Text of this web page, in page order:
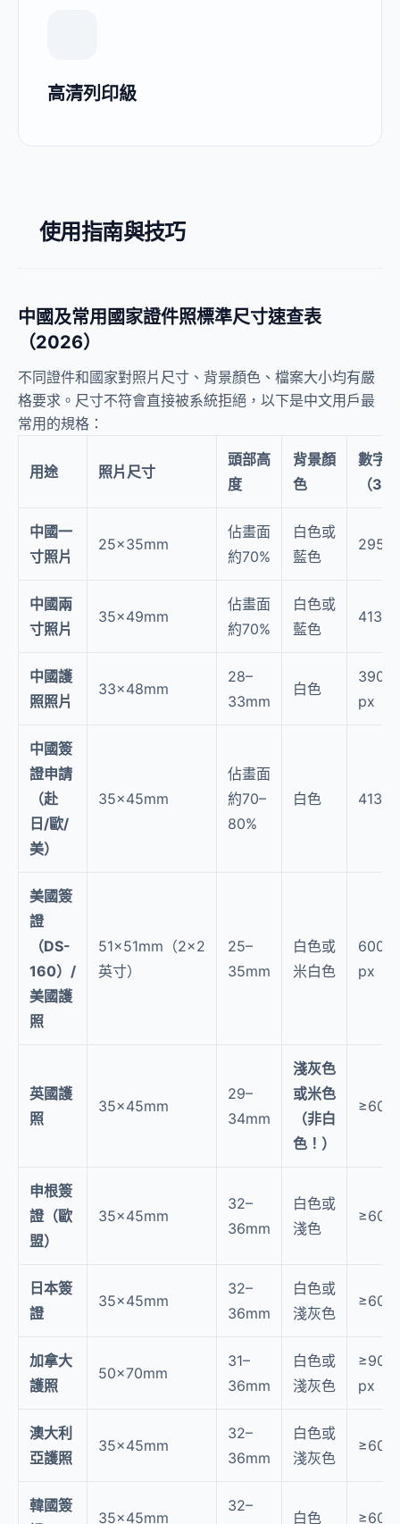
高清列印級
使用指南與技巧
中國及常用國家證件照標準尺寸速查表
（2026）
不同證件和國家對照片尺寸、背景顏色、檔案大小均有嚴
格要求。尺寸不符會直接被系統拒絕，以下是中文用戶最
常用的規格：
用途 照片尺寸
頭部高
度
背景顏
色
數字
（
中國一
寸照片
25×35mm
佔畫面
約70%
白色或
藍色
中國兩
寸照片
35×49mm
佔畫面
約70%
白色或
藍色
中國護
照照片
33×48mm
28–
33mm
白色
px（
中國簽
證申請
（赴
日/歐/
美）
35×45mm
佔畫面
約70–
80%
白色
美國簽
證
（DS-
160）/
美國護
照
51×51mm（2×2
英寸）
25–
35mm
白色或
米白色
px（
英國護
照
35×45mm
29–
34mm
淺灰色
或米色
（非白
色！）
申根簽
證（歐
盟）
35×45mm
32–
36mm
白色或
淺色
日本簽
證
35×45mm
32–
36mm
白色或
淺灰色
加拿大
護照
50×70mm
31–
36mm
白色或
淺灰色
px
澳大利
亞護照
35×45mm
32–
36mm
白色或
淺灰色
韓國簽
35×45mm
32–
白色